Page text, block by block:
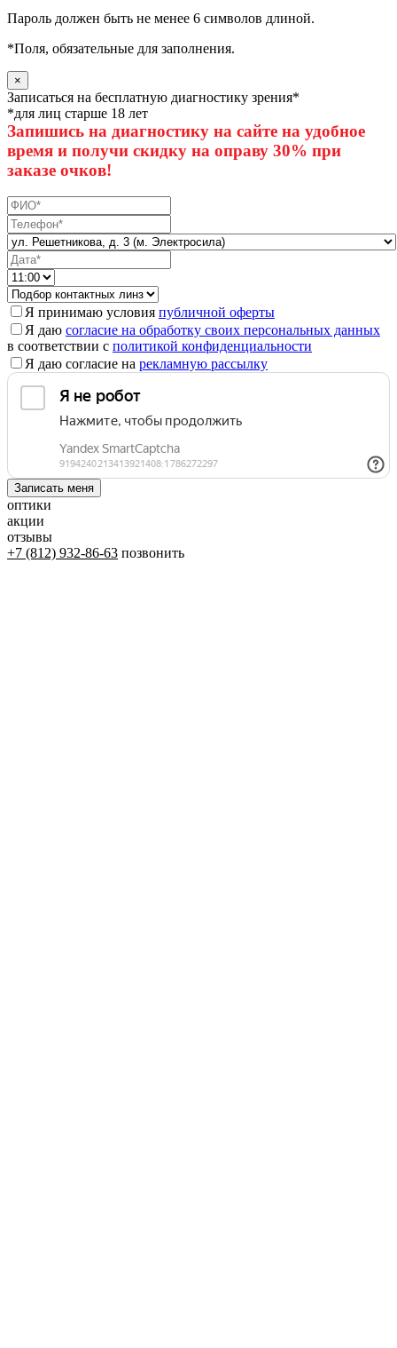
Пароль должен быть не менее 6 символов длиной.
*Поля, обязательные для заполнения.
×
Записаться на бесплатную диагностику зрения*
*для лиц старше 18 лет
Запишись на диагностику на сайте на удобное
время и получи скидку на оправу 30% при
заказе очков!
Я принимаю условия публичной оферты
Я даю согласие на обработку своих персональных данных
в соответствии с политикой конфиденциальности
Я даю согласие на рекламную рассылку
оптики
акции
отзывы
+7 (812) 932-86-63 позвонить